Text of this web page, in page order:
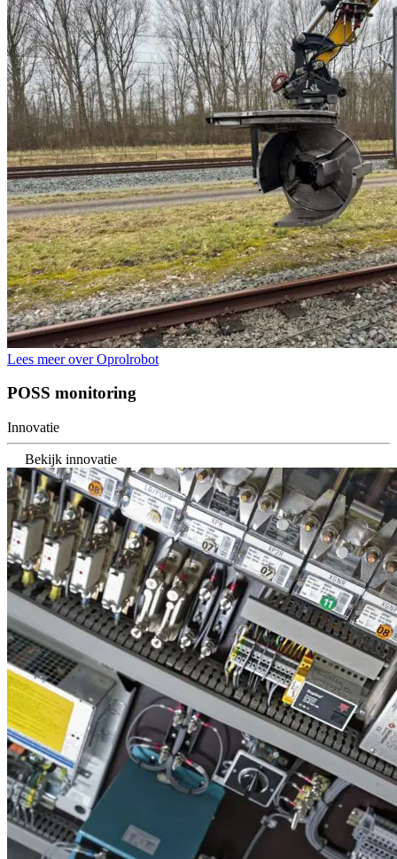
Lees meer over Oprolrobot
POSS monitoring
Innovatie
Bekijk innovatie